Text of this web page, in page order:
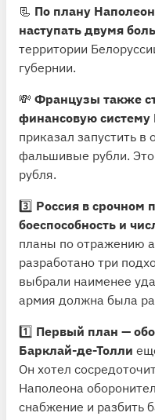
📃 По плану
наступать двумя
территории
губернии.
💸 Французы также
финансовую систему
приказал запустить
фальшивые рубли.
рубля.
3️⃣ Россия в срочном
боеспособность и
планы по отражению
разработано три
выбрали наименее
армия должна была
1️⃣ Первый план —
Барклай-де-Толли
Он хотел
Наполеона
снабжение и разбить